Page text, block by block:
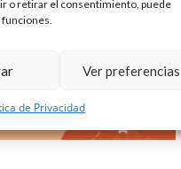
o retirar el consentimiento, puede
Ver preferencias
de Privacidad